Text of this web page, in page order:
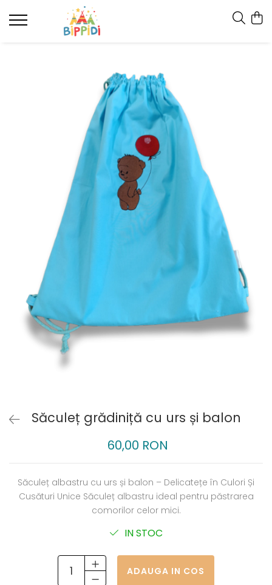
Săculeț grădiniță cu urs și balon
60,00 RON
Săculeț albastru cu urs și balon – Delicatețe în Culori Și
Cusături Unice Săculeț albastru ideal pentru păstrarea
comorilor celor mici.
IN STOC
ADAUGA IN COS